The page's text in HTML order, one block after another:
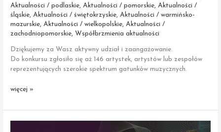
Aktualności / podlaskie,Aktualności / pomorskie,Aktualności /
śląskie,Aktualności / świętokrzyskie,Aktualności / warmińsko-
mazurskie,Aktualności / wielkopolskie,Aktualności /
zachodniopomorskie, Współbrzmienia aktualności
Dziękujemy za Wasz aktywny udział i zaangażowanie.
Do konkursu zgłosiło się aż 146 artystek, artystów lub zespołów
reprezentujących szerokie spektrum gatunków muzycznych.
Zakończenie
zgłoszeń
więcej »